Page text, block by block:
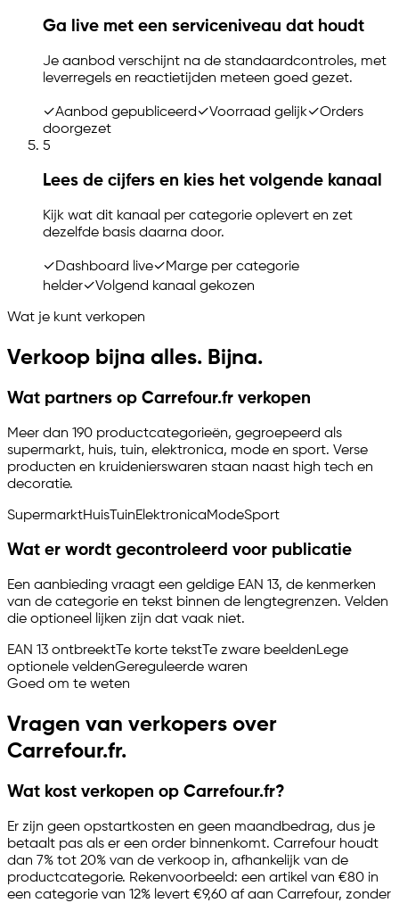
Ga live met een serviceniveau dat houdt
Je aanbod verschijnt na de standaardcontroles, met
leverregels en reactietijden meteen goed gezet.
✓Aanbod gepubliceerd ✓Voorraad gelijk✓Orders
doorgezet
5
Lees de cijfers en kies het volgende kanaal
Kijk wat dit kanaal per categorie oplevert en zet
dezelfde basis daarna door.
✓Dashboard live✓Marge per categorie
helder✓Volgend kanaal gekozen
Wat je kunt verkopen
Verkoop bijna alles. Bijna.
Wat partners op Carrefour.fr verkopen
Meer dan 190 productcategorieën, gegroepeerd als
supermarkt, huis, tuin, elektronica, mode en sport. Verse
producten en kruidenierswaren staan naast high tech en
decoratie.
SupermarktHuis TuinElektronicaModeSport
Wat er wordt gecontroleerd voor publicatie
Een aanbieding vraagt een geldige EAN 13, de kenmerken
van de categorie en tekst binnen de lengtegrenzen. Velden
die optioneel lijken zijn dat vaak niet.
EAN 13 ontbreekt Te korte tekst Te zware beeldenLege
optionele veldenGereguleerde waren
Goed om te weten
Vragen van verkopers over
Carrefour.fr.
Wat kost verkopen op Carrefour.fr?
Er zijn geen opstartkosten en geen maandbedrag, dus je
betaalt pas als er een order binnenkomt. Carrefour houdt
dan 7% tot 20% van de verkoop in, afhankelijk van de
productcategorie. Rekenvoorbeeld: een artikel van €80 in
een categorie van 12% levert €9,60 af aan Carrefour, zonder